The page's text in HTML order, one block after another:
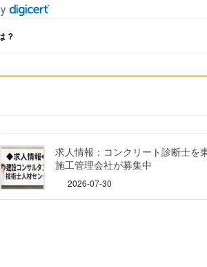
？
求人情報：コンクリート診断士を
施工管理会社が募集中
2026-07-30